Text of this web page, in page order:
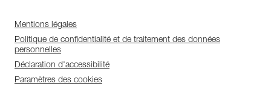
Mentions légales
Politique de confidentialité et de traitement des données
personnelles
Déclaration d'accessibilité
Paramètres des cookies